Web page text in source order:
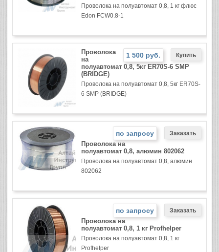
Проволока на полуавтомат 0,8, 1 кг флюс
Edon FCW0.8-1
1 500 руб.
Проволока
на
полуавтомат 0,8, 5кг ER70S-6 SMP
(BRIDGE)
Проволока на полуавтомат 0,8, 5кг ER70S-
6 SMP (BRIDGE)
по запросу
Проволока на
полуавтомат 0,8, алюмин 802062
Проволока на полуавтомат 0,8, алюмин
802062
по запросу
Проволока на
полуавтомат 0,8, 1 кг Profhelper
Проволока на полуавтомат 0,8, 1 кг
Profhelper